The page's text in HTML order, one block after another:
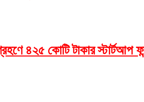
৪২৫ কোটি টাকার স্টার্টআপ